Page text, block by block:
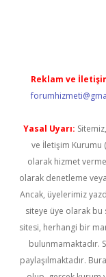
Reklam ve
Yasal Uyarı:
ve İletişim Kurumu
olarak hizmet
olarak denetleme
Ancak, üyelerimiz
siteye üye olarak bu
sitesi, herhangi bir
bulunmamaktadır.
paylaşılmaktadır.